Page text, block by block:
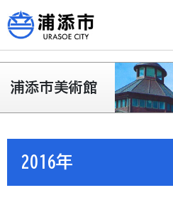
浦添市美術館
2016年